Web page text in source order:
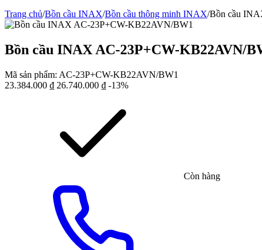
Trang chủ/Bồn cầu INAX/Bồn cầu thông minh INAX/Bồn cầu
Bồn cầu INAX AC-23P+CW-KB22AVN/
Mã sản phẩm: AC-23P+CW-KB22AVN/BW1
23.384.000 ₫ 26.740.000 ₫ -13%
Còn hàng